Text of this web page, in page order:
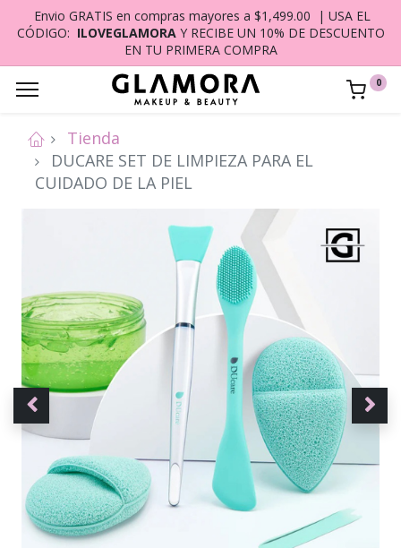
Envio GRATIS en compras mayores a $1,499.00 | USA EL
CÓDIGO: ILOVEGLAMORA Y RECIBE UN 10% DE DESCUENTO
EN TU PRIMERA COMPRA
0
Tienda
DUCARE SET DE LIMPIEZA PARA EL
CUIDADO DE LA PIEL